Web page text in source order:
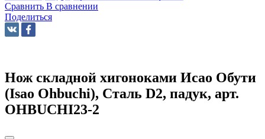
Сравнить В сравнении
Поделиться
Нож складной хигоноками Исао Обути
(Isao Ohbuchi), Сталь D2, падук, арт.
OHBUCHI23-2